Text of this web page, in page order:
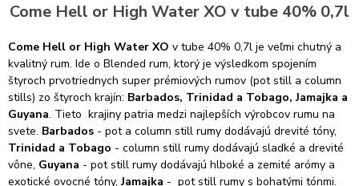
Come Hell or High Water XO v tube 40% 0,7l
Come Hell or High Water XO v tube 40% 0,7l je veľmi chutný a
kvalitný rum. Ide o Blended rum, ktorý je výsledkom spojením
štyroch prvotriednych super prémiových rumov (pot still a column
stills) zo štyroch krajín: Barbados, Trinidad a Tobago, Jamajka a
Guyana. Tieto krajiny patria medzi najlepších výrobcov rumu na
svete. Barbados - pot a column still rumy dodávajú drevité tóny,
Trinidad a Tobago - column still rumy dodávajú sladké a drevité
vône, Guyana - pot still rumy dodávajú hlboké a zemité arómy a
exotické ovocné tóny,Jamajka - pot still rumy s bohatými tónmi.